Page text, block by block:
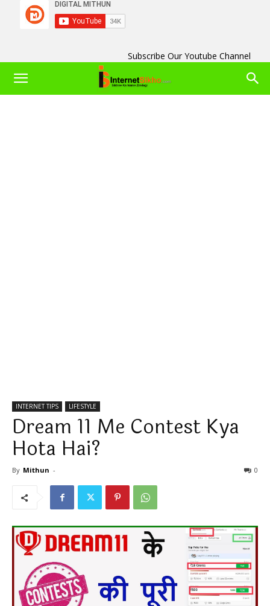
Subscribe Our Youtube Channel
INTERNET TIPS LIFESTYLE
Dream 11 Me Contest Kya
Hota Hai?
By Mithun - 0